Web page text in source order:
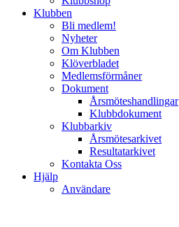
Klubben
Bli medlem!
Nyheter
Om Klubben
Klöverbladet
Medlemsförmåner
Dokument
Årsmöteshandlingar
Klubbdokument
Klubbarkiv
Årsmötesarkivet
Resultatarkivet
Kontakta Oss
Hjälp
Användare